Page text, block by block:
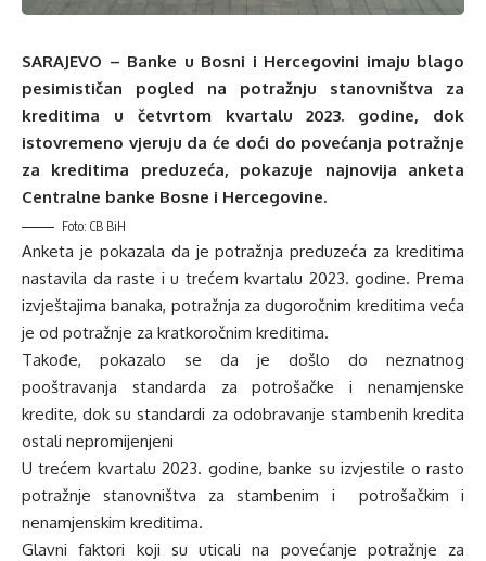
SARAJEVO – Banke u Bosni i Hercegovini imaju blago
pesimističan pogled na potražnju stanovništva za
kreditima u četvrtom kvartalu 2023. godine, dok
istovremeno vjeruju da će doći do povećanja potražnje
za kreditima preduzeća, pokazuje najnovija anketa
Centralne banke Bosne i Hercegovine.
Foto: CB BiH
Anketa je pokazala da je potražnja preduzeća za kreditima
nastavila da raste i u trećem kvartalu 2023. godine. Prema
izvještajima banaka, potražnja za dugoročnim kreditima veća
je od potražnje za kratkoročnim kreditima.
Takođe, pokazalo se da je došlo do neznatnog
pooštravanja standarda za potrošačke i nenamjenske
kredite, dok su standardi za odobravanje stambenih kredita
ostali nepromijenjeni
U trećem kvartalu 2023. godine, banke su izvjestile o rasto
potražnje stanovništva za stambenim i potrošačkim i
nenamjenskim kreditima.
Glavni faktori koji su uticali na povećanje potražnje za